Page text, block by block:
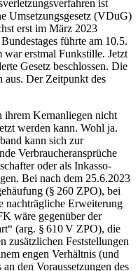
ist
Umsetzungsgesetz (VDuG)
erst im März 2023
führte am 10.5.
war erstmal Funkstille. Jetzt
Gesetz beschlossen. Die
aus. Der Zeitpunkt des
ihrem Kernanliegen nicht
werden kann. Wohl ja.
kann sich zur
Verbraucheransprüche
oder als Inkasso-
Bei nach dem 25.6.​2023
(§ 260 ZPO), bei
nachträgliche Erweiterung
wäre gegenüber der
(arg. § 610 V ZPO), die
zusätzlichen Feststellungen
­engen Verhältnis (und
den Voraussetzungen des